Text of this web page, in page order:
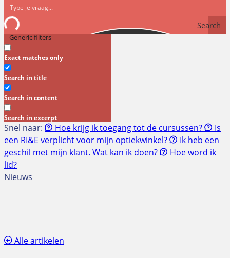
Search
Generic filters
Exact matches only
Search in title
Search in content
Search in excerpt
Snel naar: Hoe krijg ik toegang tot de cursussen?
Is
een RI&E verplicht voor mijn optiekwinkel?
Ik heb een
geschil met mijn klant. Wat kan ik doen?
Hoe word ik
lid?
Nieuws
Alle artikelen